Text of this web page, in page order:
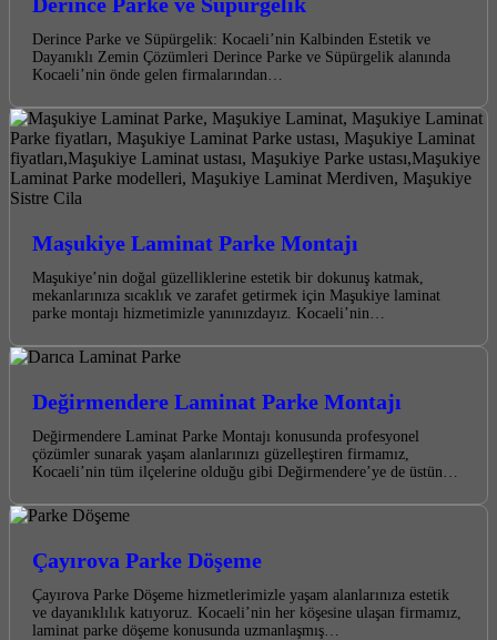
Derince Parke ve Süpürgelik: Kocaeli’nin Kalbinden Estetik ve
Dayanıklı Zemin Çözümleri Derince Parke ve Süpürgelik alanında
Kocaeli’nin önde gelen firmalarından…
Maşukiye Laminat Parke Montajı
Maşukiye’nin doğal güzelliklerine estetik bir dokunuş katmak,
mekanlarınıza sıcaklık ve zarafet getirmek için Maşukiye laminat
parke montajı hizmetimizle yanınızdayız. Kocaeli’nin…
Değirmendere Laminat Parke Montajı
Değirmendere Laminat Parke Montajı konusunda profesyonel
çözümler sunarak yaşam alanlarınızı güzelleştiren firmamız,
Kocaeli’nin tüm ilçelerine olduğu gibi Değirmendere’ye de üstün…
Çayırova Parke Döşeme
Çayırova Parke Döşeme hizmetlerimizle yaşam alanlarınıza estetik
ve dayanıklılık katıyoruz. Kocaeli’nin her köşesine ulaşan firmamız,
laminat parke döşeme konusunda uzmanlaşmış…